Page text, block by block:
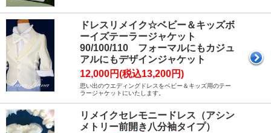
ドレスリメイク☆ベビー＆キッズボ
ーイズテーラージャケット
90/100/110 フォーマルにもカジュ
アルにもデザインジャケット
12,000円(税込13,200円)
思い出のウエディングドレスをベビー＆キッズ用のテー
ラージャケットにいたします。
リメイクセレモニードレス（アシン
メトリー前開き八分袖タイプ）